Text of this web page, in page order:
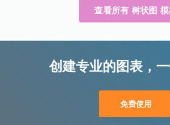
查看所有 树状图 模
创建专业的图表，一
免费使用